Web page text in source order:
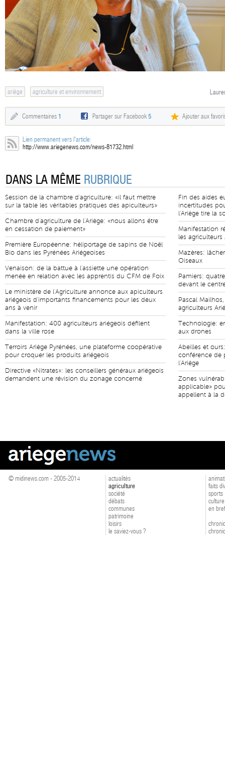
ariège agriculture et environnement
Commentaires 1 Partager sur Facebook5 Ajouter aux
Lien permanent vers l'article:
http://www.ariegenews.com/news-81732.html
DANS LA MÊME RUBRIQUE
Session de la chambre d'agriculture: «il faut mettre
sur la table les véritables pratiques des apiculteurs»
Chambre d'agriculture de l'Ariège: «nous allons être
en cessation de paiement»
Première Européenne: héliportage de sapins de Noël
Bio dans les Pyrénées Ariégeoises
Venaison: de la battue à l'assiette une opération
menée en relation avec les apprentis du CFM de Foix
Le ministère de l'Agriculture annonce aux apiculteurs
ariégeois d'importants financements pour les deux
ans à venir
Manifestation: 400 agriculteurs ariégeois défilent
dans la ville rose
Terroirs Ariège Pyrénées, une plateforme coopérative
pour croquer les produits ariégeois
Directive «Nitrates»: les conseillers généraux ariégeois
demandent une révision du zonage concerné
Fin des aides
incertitudes
l'Ariège tire la
Manifestation
les
Mazères:
Oiseaux
Pamiers:
devant le
Pascal
agriculteurs
Technologie:
aux drones
Abeilles et
conférence de
l'Ariège
Zones
applicable»
appellent à la
© midinews.com - 2005-2014
actualités
agriculture
société
débats
communes
patrimoine
loisirs
le saviez-vous ?
faits
sports
culture
en bref